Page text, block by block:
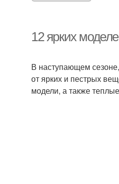
12 ярких
В наступающем
от ярких и пестрых
модели, а также